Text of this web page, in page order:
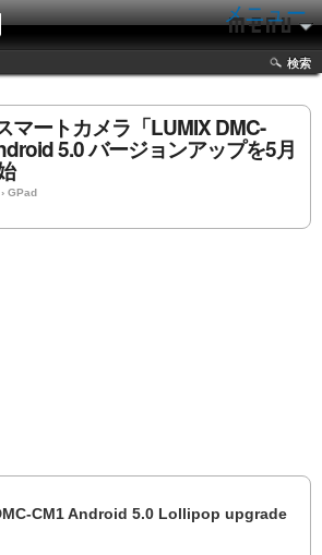
メニュー
検索
マートカメラ「LUMIX DMC-
5.0 バージョンアップを5月
GPad
CM1 Android 5.0 Lollipop upgrade